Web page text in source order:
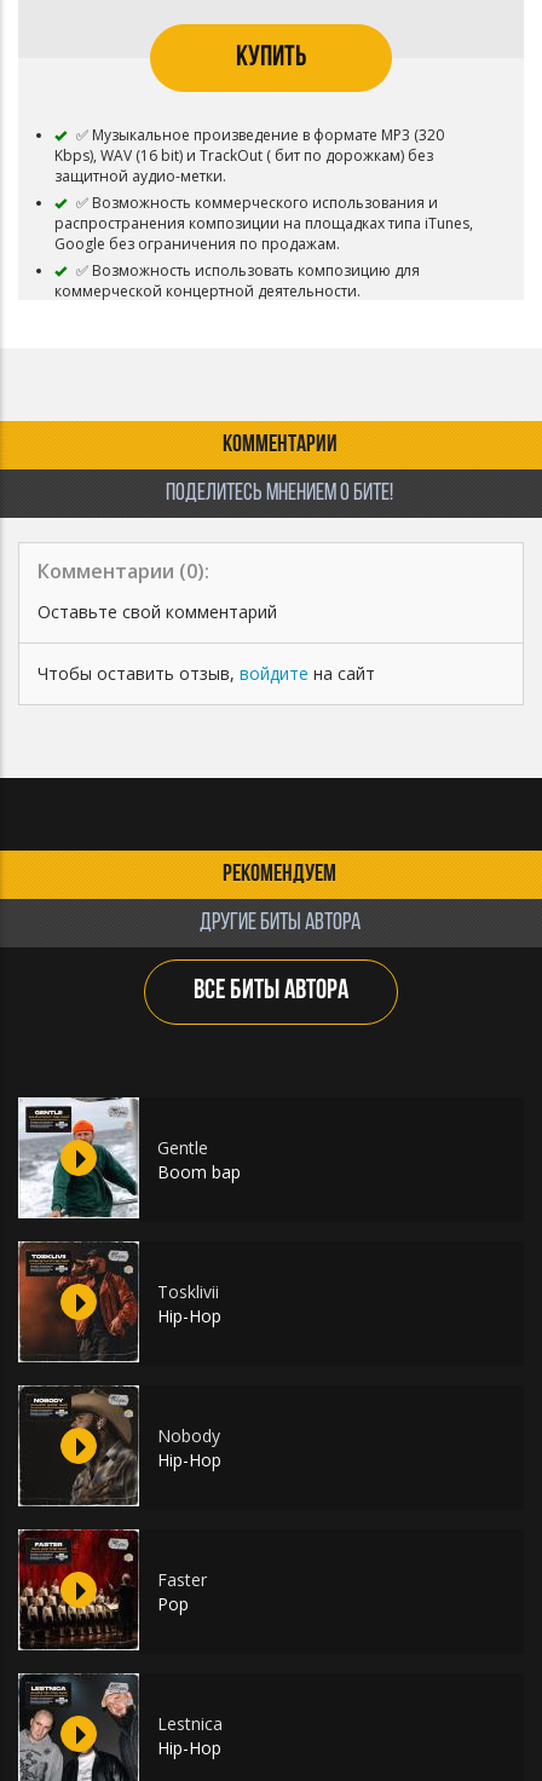
КУПИТЬ
✅ Музыкальное произведение в формате MP3 (320
Kbps), WAV (16 bit) и TrackOut ( бит по дорожкам) без
защитной аудио-метки.
✅ Возможность коммерческого использования и
распространения композиции на площадках типа iTunes,
Google без ограничения по продажам.
✅ Возможность использовать композицию для
коммерческой концертной деятельности.
✅ Композиция снимается с продажи и авторские права
КОММЕНТАРИИ
ПОДЕЛИТЕСЬ МНЕНИЕМ О БИТЕ!
Комментарии (0):
Оставьте свой комментарий
Чтобы оставить отзыв, войдите на сайт
РЕКОМЕНДУЕМ
ДРУГИЕ БИТЫ АВТОРА
ВСЕ БИТЫ АВТОРА
Gentle
Boom bap
Tosklivii
Hip-Hop
Nobody
Hip-Hop
Faster
Pop
Lestnica
Hip-Hop